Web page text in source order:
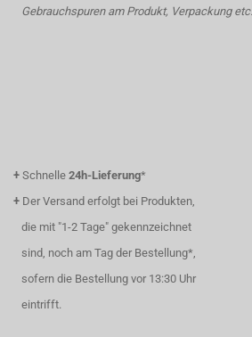
Gebrauchspuren am Produkt, Verpackung etc.
+ Schnelle 24h-Lieferung*
+ Der Versand erfolgt bei Produkten,
die mit "1-2 Tage" gekennzeichnet
sind, noch am Tag der Bestellung*,
sofern die Bestellung vor 13:30 Uhr
eintrifft.